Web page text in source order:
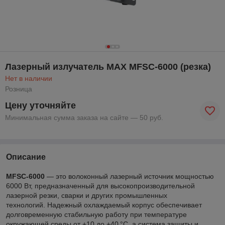
Лазерный излучатель MAX MFSC-6000 (резка)
Нет в наличии
Розница
Цену уточняйте
Минимальная сумма заказа на сайте — 50 руб.
Описание
MFSC‑6000 — это волоконный лазерный источник мощностью
6000 Вт, предназначенный для высокопроизводительной
лазерной резки, сварки и других промышленных
технологий. Надежный охлаждаемый корпус обеспечивает
долговременную стабильную работу при температуре